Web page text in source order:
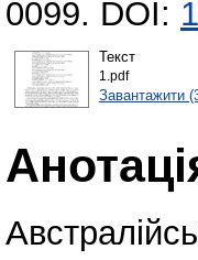
0099. DOI:
Текст
1.pdf
Завантажити